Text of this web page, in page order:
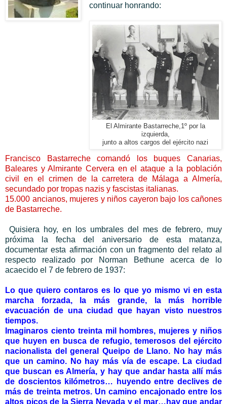
continuar honrando:
El Almirante Bastarreche,1º por la
izquierda,
junto a altos cargos del ejército nazi
Francisco Bastarreche comandó los buques Canarias,
Baleares y Almirante Cervera en el ataque a la población
civil en el crimen de la carretera de Málaga a Almería,
secundado por tropas nazis y fascistas italianas.
15.000 ancianos, mujeres y niños cayeron bajo los cañones
de Bastarreche.
Quisiera hoy, en los umbrales del mes de febrero, muy
próxima la fecha del aniversario de esta matanza,
documentar esta afirmación con un fragmento del relato al
respecto realizado por Norman Bethune acerca de lo
acaecido el 7 de febrero de 1937:
Lo que quiero contaros es lo que yo mismo vi en esta
marcha forzada, la más grande, la más horrible
evacuación de una ciudad que hayan visto nuestros
tiempos.
Imaginaros ciento treinta mil hombres, mujeres y niños
que huyen en busca de refugio, temerosos del ejército
nacionalista del general Queipo de Llano. No hay más
que un camino. No hay más vía de escape. La ciudad
que buscan es Almería, y hay que andar hasta allí más
de doscientos kilómetros… huyendo entre declives de
más de treinta metros. Un camino encajonado entre los
altos picos de la Sierra Nevada y el mar…hay que andar